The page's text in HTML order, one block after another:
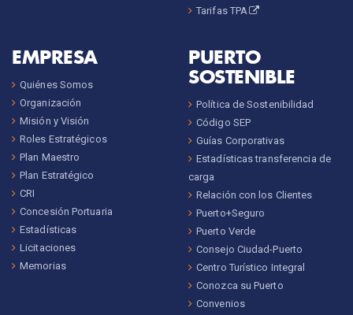
Tarifas TPA
EMPRESA
Quiénes Somos
Organización
Misión y Visión
Roles Estratégicos
Plan Maestro
Plan Estratégico
CRI
Concesión Portuaria
Estadísticas
Licitaciones
Memorias
PUERTO
SOSTENIBLE
Política de Sostenibilidad
Código SEP
Guías Corporativas
Estadísticas transferencia de
carga
Relación con los Clientes
Puerto+Seguro
Puerto Verde
Consejo Ciudad-Puerto
Centro Turístico Integral
Conozca su Puerto
Convenios